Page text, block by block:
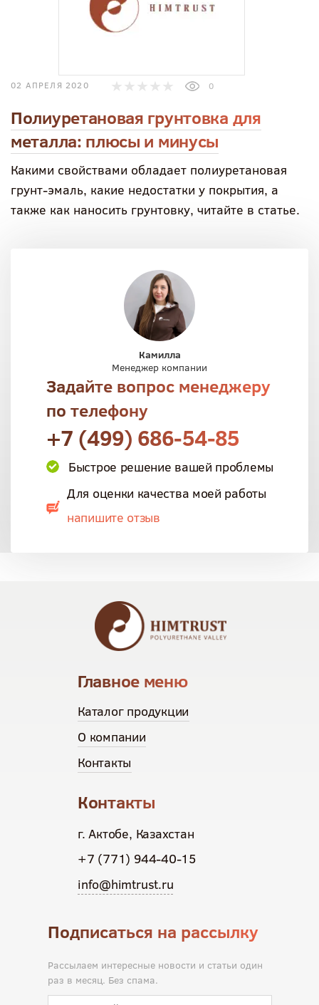
02 АПРЕЛЯ 2020 0
Полиуретановая грунтовка для
металла: плюсы и минусы
Какими свойствами обладает полиуретановая
грунт-эмаль, какие недостатки у покрытия, а
также как наносить грунтовку, читайте в статье.
Камилла
Менеджер компании
Задайте вопрос менеджеру
по телефону
+7 (499) 686-54-85
Быстрое решение вашей проблемы
Для оценки качества моей работы
напишите отзыв
Главное меню
Каталог продукции
О компании
Контакты
Контакты
г. Актобе, Казахстан
+7 (771) 944-40-15
info@himtrust.ru
Подписаться на рассылку
Рассылаем интересные новости и статьи один
раз в месяц. Без спама.